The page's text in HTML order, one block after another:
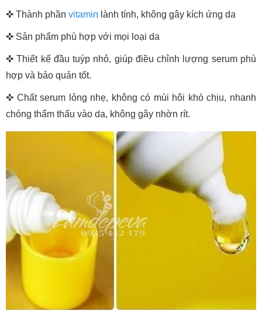
✜ Thành phần vitamin lành tính, không gây kích ứng da
✜ Sản phẩm phù hợp với mọi loại da
✜ Thiết kế đầu tuýp nhỏ, giúp điều chỉnh lượng serum phù
hợp và bảo quản tốt.
✜ Chất serum lỏng nhẹ, không có mùi hôi khó chịu, nhanh
chóng thẩm thấu vào da, không gây nhờn rít.